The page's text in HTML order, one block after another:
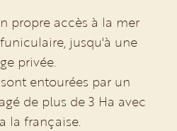
propre accès à la mer
jusqu'à une
privée.
entourées par un
de plus de 3 Ha avec
la française.